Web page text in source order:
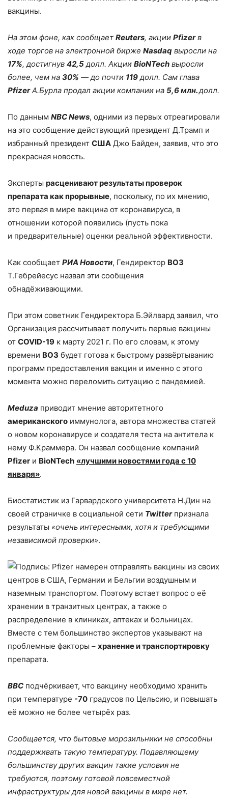
вакцины.
На этом фоне, как сообщает Reuters, акции Pfizerв
ходе торгов на электронной бирже Nasdaq выросли на
17%, достигнув 42,5долл. Акции BioNTech выросли
более, чем на 30% — до почти 119долл. Сам глава
PfizerА.Бурла продал акции компании на 5,6 млн.долл.
По данным NBC News, одними из первых отреагировали
на это сообщение действующий президент Д.Трамп и
избранный президент США Джо Байден, заявив, что это
прекрасная новость.
Эксперты расценивают результаты проверок
препарата как прорывные, поскольку, по их мнению,
это первая в мире вакцина от коронавируса, в
отношении которой появились (пусть пока
и предварительные) оценки реальной эффективности.
Как сообщает РИА Новости, Гендиректор ВОЗ
Т.Гебрейесус назвал эти сообщения
обнадёживающими.
При этом советник Гендиректора Б.Эйлвард заявил, что
Организация рассчитывает получить первые вакцины
от COVID-19 к марту 2021 г. По его словам, к этому
времени ВОЗ будет готова к быстрому развёртыванию
программ предоставления вакцин и именно с этого
момента можно переломить ситуацию с пандемией.
Meduza приводит мнение авторитетного
американского иммунолога, автора множества статей
о новом коронавирусе и создателя теста на антитела к
нему Ф.Краммера. Он назвал сообщение компаний
Pfizer и BioNTech «лучшими новостями года с 10
января».
Биостатистик из Гарвардского университета Н.Дин на
своей страничке в социальной сети Twitterпризнала
результаты «очень интересными, хотя и требующими
независимой проверки».
Вместе с тем большинство экспертов указывают на
проблемные факторы – хранение и транспортировку
препарата.
BBC подчёркивает, что вакцину необходимо хранить
при температуре -70 градусов по Цельсию, и повышать
её можно не более четырёх раз.
Сообщается, что бытовые морозильники не способны
поддерживать такую температуру. Подавляющему
большинству других вакцин такие условия не
требуются, поэтому готовой повсеместной
инфраструктуры для новой вакцины в мире нет.